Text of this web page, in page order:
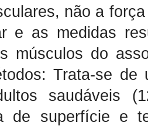
não a
e as medidas
músculos do
Trata-se de
saudáveis
de superfície e